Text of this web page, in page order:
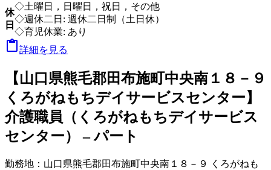
休
日
◇土曜日，日曜日，祝日，その他
◇週休二日: 週休二日制（土日休）
◇育児休業: あり
詳細を見る
【山口県熊毛郡田布施町中央南１８－９
くろがねもちデイサービスセンター】
介護職員（くろがねもちデイサービス
センター） – パート
勤務地： 山口県熊毛郡田布施町中央南１８－９ くろがねも